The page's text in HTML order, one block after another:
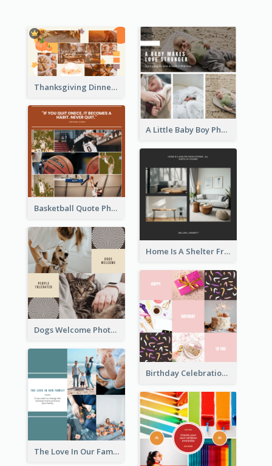
Thanksgiving Dinner Collage
A Little Baby Boy Photo Collage
Basketball Quote Photo Collage
Home Is A Shelter From Storm Photo Collage
Dogs Welcome Photo Collage
Birthday Celebration Cakes Photo Collage
The Love In Our Family Photo Collage